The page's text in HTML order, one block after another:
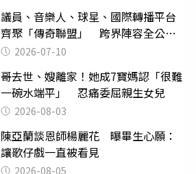
議員、音樂人、球星、國際轉播平台
齊聚「傳奇聯盟」 跨界陣容全公
開 劍指亞洲新傳奇聯賽
2026-07-10
哥去世、嫂離家！她成7寶媽認「很難
一碗水端平」 忍痛委屈親生女兒
2026-08-03
陳亞蘭談恩師楊麗花 曝畢生心願：
讓歌仔戲一直被看見
2026-08-05